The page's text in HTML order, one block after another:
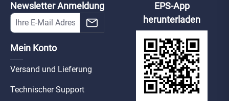
Newsletter Anmeldung
Mein Konto
Versand und Lieferung
Technischer Support
EPS-App
herunterladen